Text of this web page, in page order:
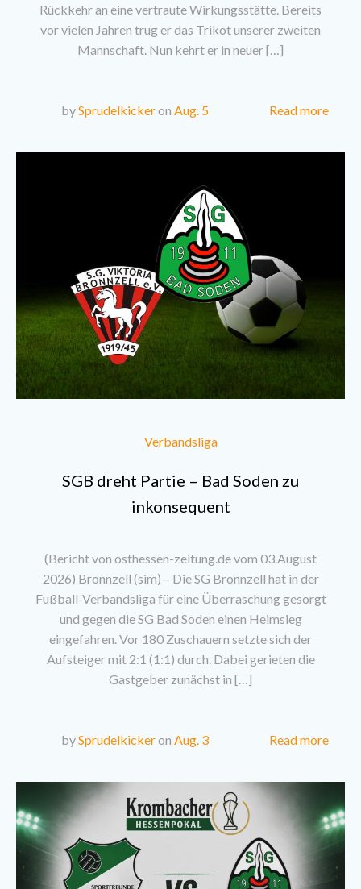
Rückkehr an eine vertraute Wirkungsstätte. Bereits
vor vielen Jahren trug er das Trikot unserer zweiten
Mannschaft. Nun kehrt er in neuer […]
bySprudelkickeron Aug. 5 Read more
Verbandsliga
SGB dreht Partie – Bad Soden zu
inkonsequent
(Bericht von osthessen-zeitung.de vom 03.August
2026) Bronnzell (sim) – Die SG Bronnzell hat in der
Fußball-Verbandsliga für eine Überraschung gesorgt
und gegen die SG Bad Soden einen Heimsieg
eingefahren. Vor 180 Zuschauern setzte sich der
Aufsteiger mit 2:1 (1:1) durch. Dabei gerieten die
Gastgeber zunächst in […]
bySprudelkickeron Aug. 3 Read more